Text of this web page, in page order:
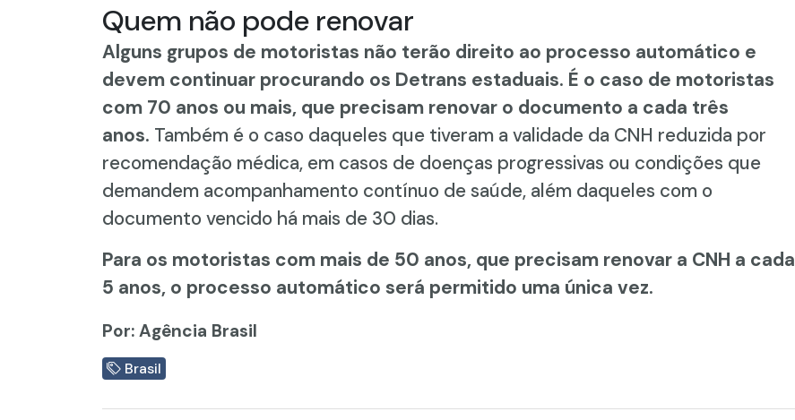
Quem não pode renovar
Alguns grupos de motoristas não terão direito ao processo automático e
devem continuar procurando os Detrans estaduais. É o caso de motoristas
com 70 anos ou mais, que precisam renovar o documento a cada três
anos. Também é o caso daqueles que tiveram a validade da CNH reduzida por
recomendação médica, em casos de doenças progressivas ou condições que
demandem acompanhamento contínuo de saúde, além daqueles com o
documento vencido há mais de 30 dias.
Para os motoristas com mais de 50 anos, que precisam renovar a CNH a cada
5 anos, o processo automático será permitido uma única vez.
Por: Agência Brasil
Brasil